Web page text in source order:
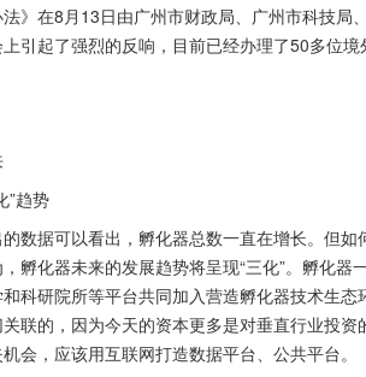
法》在8月13日由广州市财政局、广州市科技
引起了强烈的反响，目前已经办理了50多位境
”趋势
数据可以看出，孵化器总数一直在增长。但
孵化器未来的发展趋势将呈现“三化”。孵化
科研院所等平台共同加入营造孵化器技术生
联的，因为今天的资本更多是对垂直行业投
会，应该用互联网打造数据平台、公共平台。